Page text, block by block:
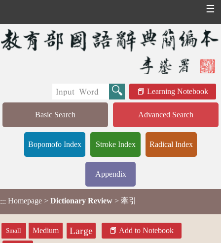
☰
Learning Notebook
Basic Search Advanced Search
Bopomofo Index Stroke Index Radical Index
Appendix
::: Homepage > Dictionary Review > 牽引
Small Medium Large Add to Notebook